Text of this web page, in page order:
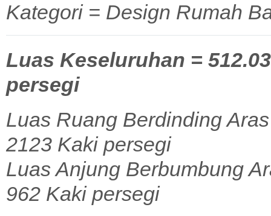
Kategori = Design Rumah
Luas Keseluruhan =
persegi
Luas Ruang Berdinding
2123 Kaki persegi
Luas Anjung Berbumbung
962 Kaki persegi